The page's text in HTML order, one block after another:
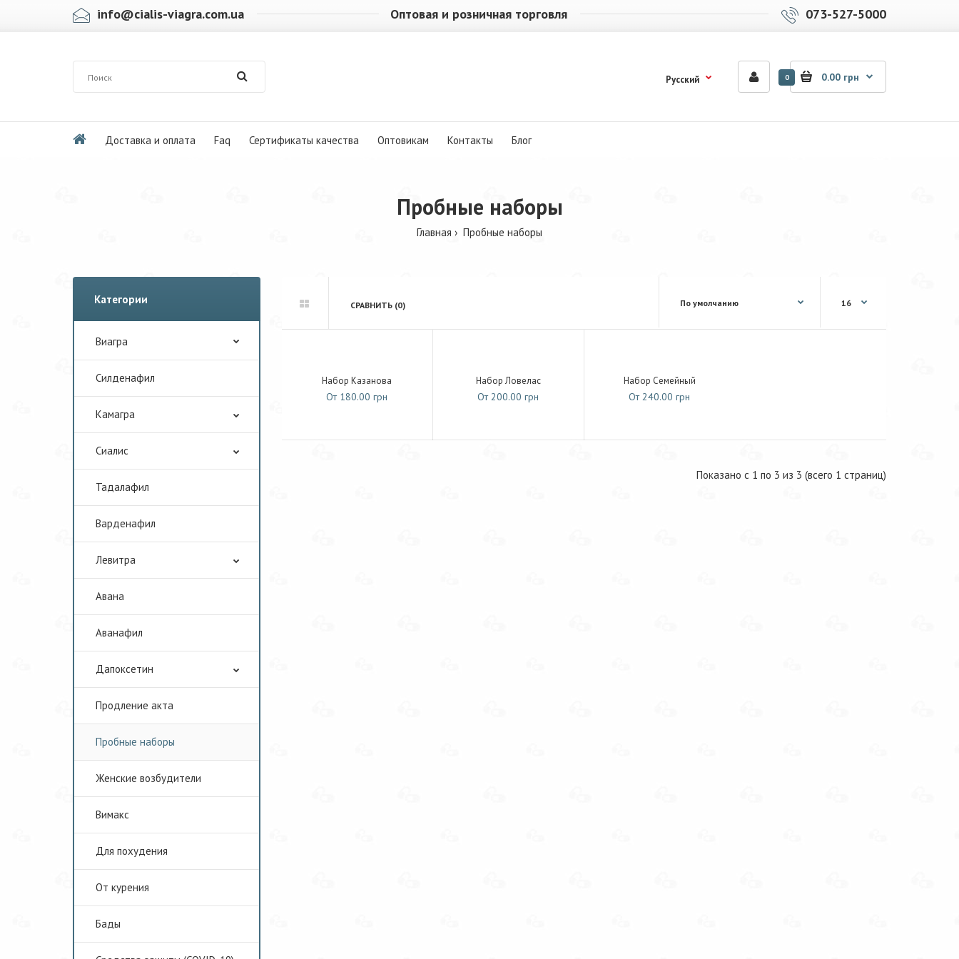
info@cialis-viagra.com.ua Оптовая и розничная торговля 073-527-5000
Русский 0 0.00 грн
Доставка и оплата Faq Сертификаты качества Оптовикам Контакты Блог
Пробные наборы
Главная Пробные наборы
Категории
Виагра
Cилденафил
Камагра
Сиалис
Тадалафил
Варденафил
Левитра
Авана
Аванафил
Дапоксетин
Продление акта
Пробные наборы
Женские возбудители
Вимакс
Для похудения
От курения
Бады
СРАВНИТЬ (0)
Набор Казанова
От 180.00 грн
Набор Ловелас
От 200.00 грн
Набор Семейный
От 240.00 грн
Показано с 1 по 3 из 3 (всего 1 страниц)